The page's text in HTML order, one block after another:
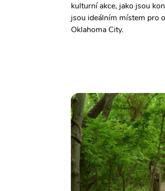
kulturní akce, jako jsou
jsou ideálním místem pro
Oklahoma City.